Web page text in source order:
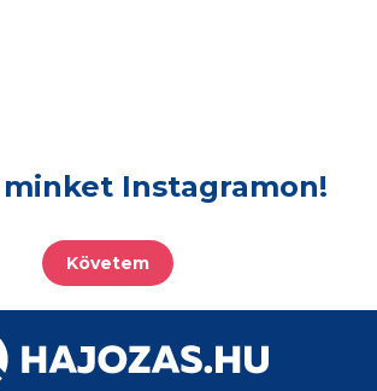
minket Instagramon!
Követem